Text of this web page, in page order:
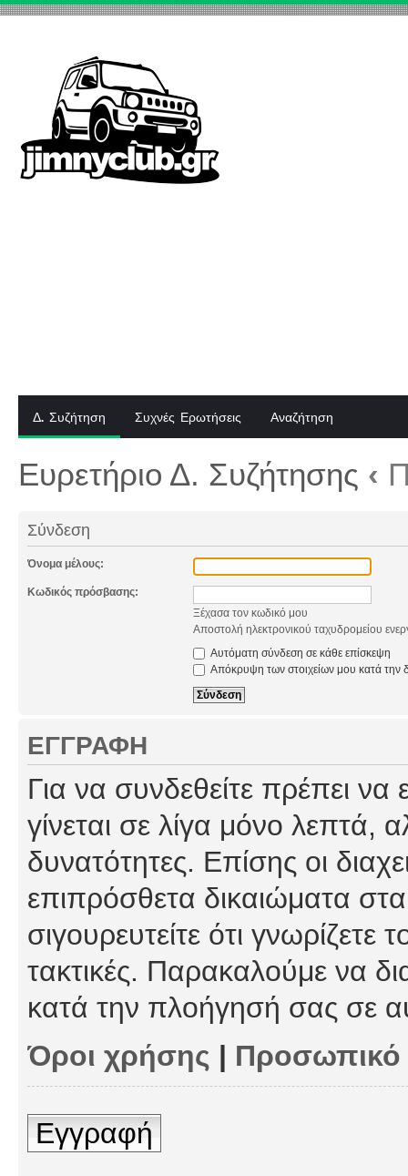
Δ. Συζήτηση Συχνές Ερωτήσεις Αναζήτηση
Ευρετήριο Δ. Συζήτησης ‹
Σύνδεση
Όνομα μέλους:
Κωδικός πρόσβασης:
Ξέχασα τον κωδικό μου
Αποστολή ηλεκτρονικού ταχυδρομείου
Αυτόματη σύνδεση σε κάθε επίσκεψη
Απόκρυψη των στοιχείων μου κατά την
ΕΓΓΡΑΦΉ
Για να συνδεθείτε πρέπει
γίνεται σε λίγα μόνο λεπτά,
δυνατότητες. Επίσης οι
επιπρόσθετα δικαιώματα
σιγουρευτείτε ότι γνωρίζετε
τακτικές. Παρακαλούμε να
κατά την πλοήγησή σας σε
Όροι χρήσης |
Εγγραφή